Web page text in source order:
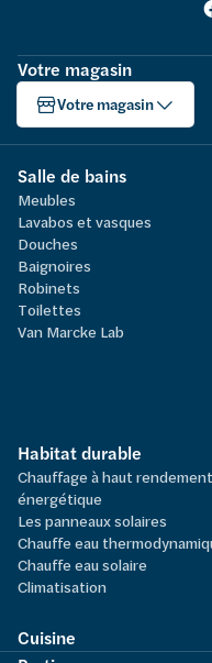
Votre magasin
Votre magasin
Salle de bains
Meubles
Lavabos et vasques
Douches
Baignoires
Robinets
Toilettes
Van Marcke Lab
Habitat durable
Chauffage à haut rendement
énergétique
Les panneaux solaires
Chauffe eau
Chauffe eau solaire
Climatisation
Cuisine